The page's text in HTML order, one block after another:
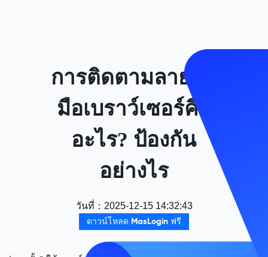
การติดตามลายนิ้ว
มือเบราว์เซอร์คือ
อะไร? ป้องกัน
อย่างไร
วันที่ ： 2025-12-15 14:32:43
ดาวน์โหลด MasLogin ฟรี